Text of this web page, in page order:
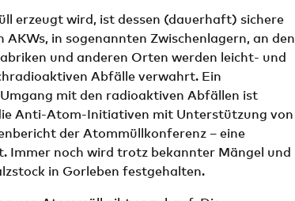
erzeugt wird, ist dessen (dauerhaft) sichere
in sogenannten Zwischenlagern, an den
und anderen Orten werden leicht- und
Abfälle verwahrt. Ein
mit den radioaktiven Abfällen ist
Anti-Atom-Initiativen mit Unterstützung von
der Atommüllkonferenz – eine
Immer noch wird trotz bekannter Mängel und
in Gorleben festgehalten.